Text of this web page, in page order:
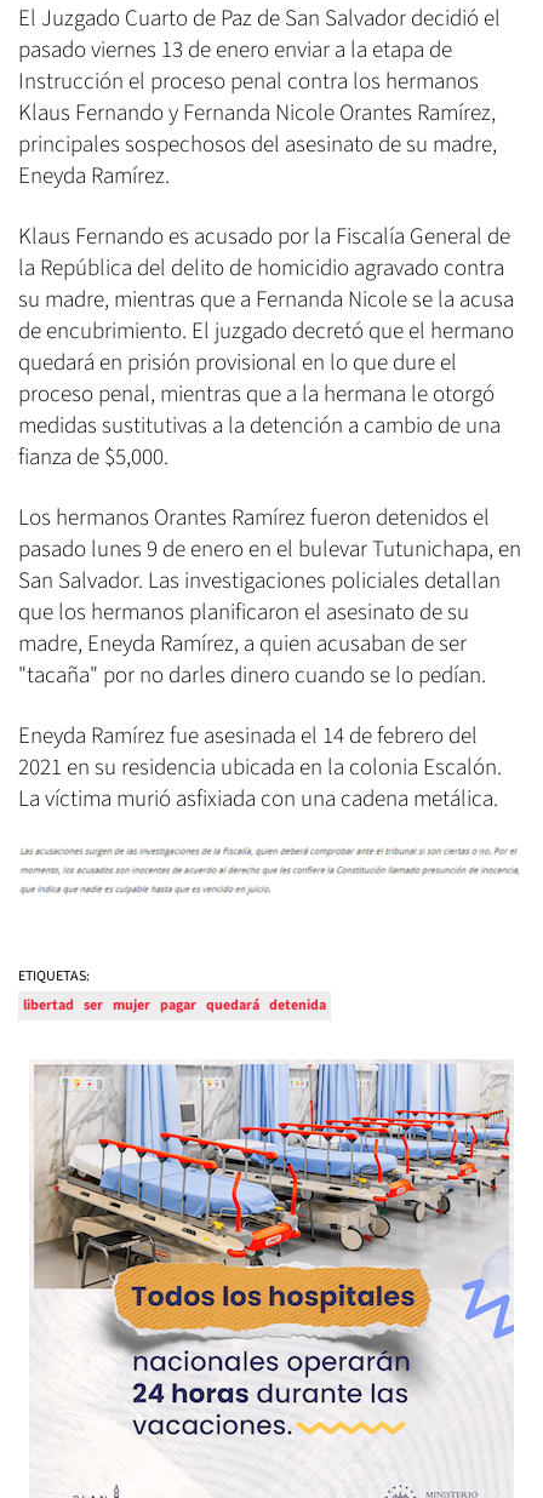
El Juzgado Cuarto de Paz de San Salvador decidió el
pasado viernes 13 de enero enviar a la etapa de
Instrucción el proceso penal contra los hermanos
Klaus Fernando y Fernanda Nicole Orantes Ramírez,
principales sospechosos del asesinato de su madre,
Eneyda Ramírez.
Klaus Fernando es acusado por la Fiscalía General de
la República del delito de homicidio agravado contra
su madre, mientras que a Fernanda Nicole se la acusa
de encubrimiento. El juzgado decretó que el hermano
quedará en prisión provisional en lo que dure el
proceso penal, mientras que a la hermana le otorgó
medidas sustitutivas a la detención a cambio de una
fianza de $5,000.
Los hermanos Orantes Ramírez fueron detenidos el
pasado lunes 9 de enero en el bulevar Tutunichapa, en
San Salvador. Las investigaciones policiales detallan
que los hermanos planificaron el asesinato de su
madre, Eneyda Ramírez, a quien acusaban de ser
"tacaña" por no darles dinero cuando se lo pedían.
Eneyda Ramírez fue asesinada el 14 de febrero del
2021 en su residencia ubicada en la colonia Escalón.
La víctima murió asfixiada con una cadena metálica.
ETIQUETAS:
libertad ser mujer pagar quedará detenida